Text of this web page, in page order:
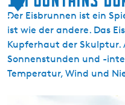
f
a
t
i
u
t
ä
d
t
e
t
3
Der Eisbrunnen ist ein
ist wie der andere. Das
Kupferhaut der Skulptur.
Sonnenstunden und -
Temperatur, Wind und